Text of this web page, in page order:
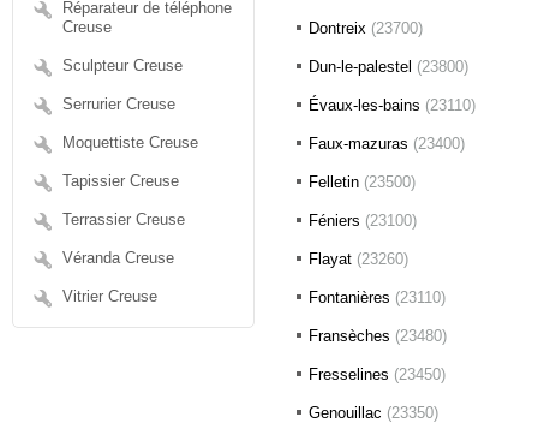
Réparateur de téléphone
Creuse
Sculpteur Creuse
Serrurier Creuse
Moquettiste Creuse
Tapissier Creuse
Terrassier Creuse
Véranda Creuse
Vitrier Creuse
Dontreix (23700)
Dun-le-palestel (23800)
Évaux-les-bains (23110)
Faux-mazuras (23400)
Felletin (23500)
Féniers (23100)
Flayat (23260)
Fontanières (23110)
Fransèches (23480)
Fresselines (23450)
Genouillac (23350)